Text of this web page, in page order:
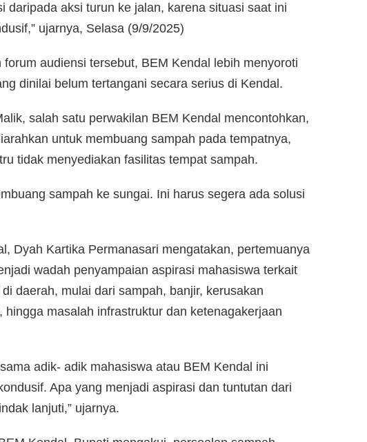
daripada aksi turun ke jalan, karena situasi saat ini
ujarnya, Selasa (9/9/2025)
audiensi tersebut, BEM Kendal lebih menyoroti
dinilai belum tertangani secara serius di Kendal.
salah satu perwakilan BEM Kendal mencontohkan,
untuk membuang sampah pada tempatnya,
tidak menyediakan fasilitas tempat sampah.
sampah ke sungai. Ini harus segera ada solusi
Dyah Kartika Permanasari mengatakan, pertemuanya
wadah penyampaian aspirasi mahasiswa terkait
daerah, mulai dari sampah, banjir, kerusakan
hingga masalah infrastruktur dan ketenagakerjaan
adik- adik mahasiswa atau BEM Kendal ini
Apa yang menjadi aspirasi dan tuntutan dari
lanjuti,” ujarnya.